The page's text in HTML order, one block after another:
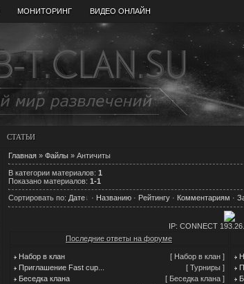
МОНИТОРИНГ ВИДЕО ОНЛАЙН
СТАТЬИ
Главная» Файлы» Античиты
В категории материалов: 1
Показано материалов: 1-1
Сортировать по: Дате · Названию· Рейтингу· Комментариям ·
IP: CONNECT
Последние ответы на форуме
Набор в клан
[ Набор в клан ]
Приглашение Fast cup...
[ Турниры ]
Беседка клана
[ Беседка клана ]